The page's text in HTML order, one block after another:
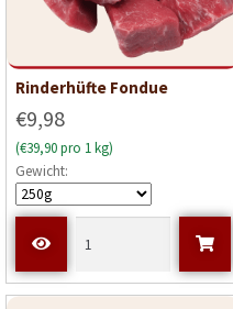
Rinderhüfte Fondue
€9,98
(€39,90 pro 1 kg)
Gewicht: